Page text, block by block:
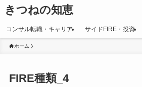
きつねの知恵
コンサル転職・キャリア サイドFIRE・投資
ホーム
FIRE種類_4